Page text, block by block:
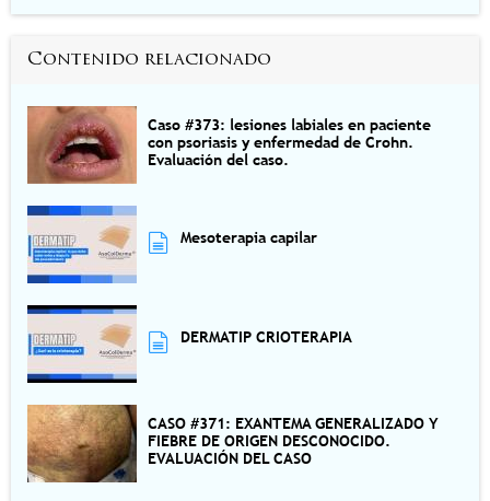
Contenido relacionado
Caso #373: lesiones labiales en paciente
con psoriasis y enfermedad de Crohn.
Evaluación del caso.
Mesoterapia capilar
DERMATIP CRIOTERAPIA
CASO #371: EXANTEMA GENERALIZADO Y
FIEBRE DE ORIGEN DESCONOCIDO.
EVALUACIÓN DEL CASO